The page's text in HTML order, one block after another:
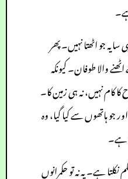
جو اٹھتا نہیں۔ پھر
والا طوفان۔ کیونکہ
کام نہیں، نہ ہی زمین کا۔
جو ہاتھوں سے کیا گیا، وہ
ہے۔
ہے۔ یہ نہ تو حکمرانوں